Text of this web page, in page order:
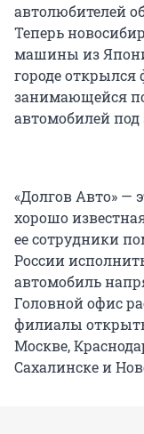
автолюбителей
Теперь
машины из
городе
занимающейся
автомобилей под
«Долгов Авто» —
хорошо
ее сотрудники
России
автомобиль
Головной офис
филиалы
Москве,
Сахалинске и